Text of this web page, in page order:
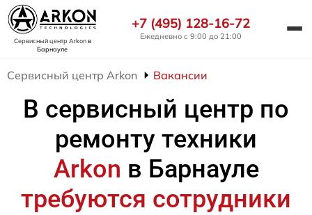
Сервисный центр Arkonв
Барнауле
+7 (495) 128-16-72
Ежедневно с 9:00 до 21:00
Сервисный центр Arkon Вакансии
В сервисный центр по
ремонту техники
Arkon в Барнауле
требуются сотрудники